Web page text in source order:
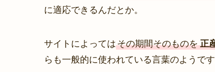
に適応できるんだとか。
サイトによってはその期間そのものを 正
らも一般的に使われている言葉のようです